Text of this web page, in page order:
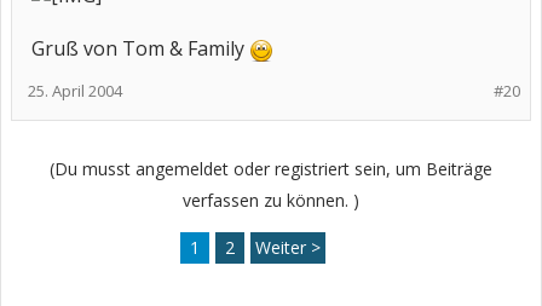
Gruß von Tom & Family
#20
25. April 2004
(Du musst angemeldet oder registriert sein, um Beiträge
verfassen zu können. )
1 2 Weiter >